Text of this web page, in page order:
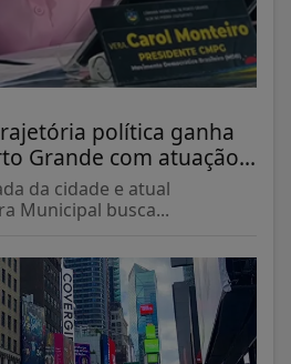
política ganha
Grande com atuação...
da cidade e atual
Municipal busca...